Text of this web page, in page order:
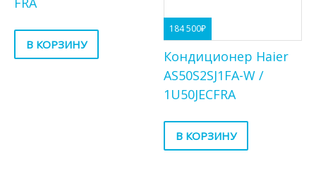
В КОРЗИНУ
184 500₽
Кондиционер Haier
AS50S2SJ1FA-W /
1U50JECFRA
В КОРЗИНУ